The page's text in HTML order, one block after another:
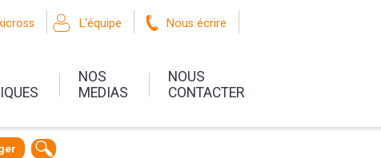
L'équipe Nous écrire
NOS
MEDIAS
NOUS
CONTACTER